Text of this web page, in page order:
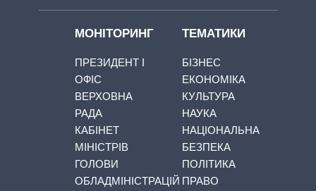
МОНІТОРИНГ
ПРЕЗИДЕНТ І
ОФІС
ВЕРХОВНА
РАДА
КАБІНЕТ
МІНІСТРІВ
ГОЛОВИ
ОБЛАДМІНІСТРАЦІЙ
ТЕМАТИКИ
БІЗНЕС
ЕКОНОМІКА
КУЛЬТУРА
НАУКА
НАЦІОНАЛЬНА
БЕЗПЕКА
ПОЛІТИКА
ПРАВО